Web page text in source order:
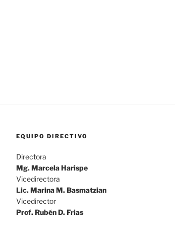
EQUIPO DIRECTIVO
Directora
Mg. Marcela Harispe
Vicedirectora
Lic. Marina M. Basmatzian
Vicedirector
Prof. Rubén D. Frias